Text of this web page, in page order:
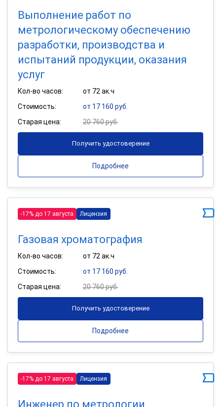
Выполнение работ по
метрологическому обеспечению
разработки, производства и
испытаний продукции, оказания
услуг
Кол-во часов:
от 72 ак.ч
Стоимость:
от 17 160 руб.
Старая цена:
20 760 руб.
Получить удостоверение
Подробнее
-17% до 17 августа Лицензия
Газовая хроматография
Кол-во часов:
от 72 ак.ч
Стоимость:
от 17 160 руб.
Старая цена:
20 760 руб.
Получить удостоверение
Подробнее
-17% до 17 августа Лицензия
Инженер по метрологии